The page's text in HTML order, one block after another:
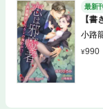
最新刊
【書
小路
990